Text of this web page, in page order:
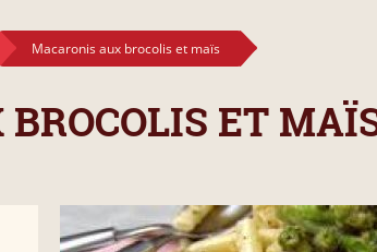
Macaronis aux brocolis et maïs
ET